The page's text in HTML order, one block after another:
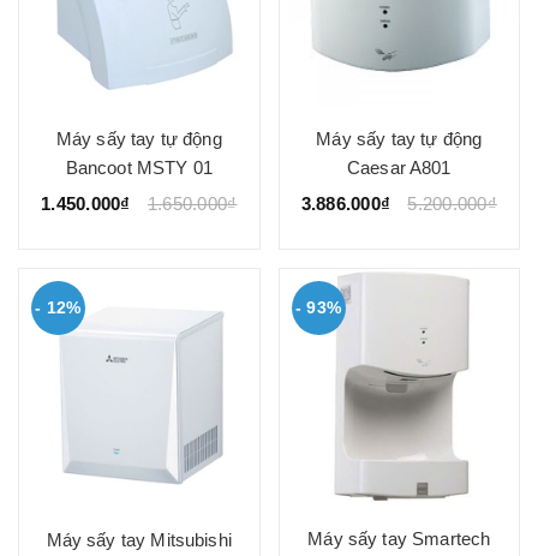
Máy sấy tay tự động
Bancoot MSTY 01
1.450.000₫
1.650.000₫
Máy sấy tay tự động
Caesar A801
3.886.000₫
5.200.000₫
- 12%
Máy sấy tay Mitsubishi
- 93%
Máy sấy tay Smartech